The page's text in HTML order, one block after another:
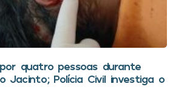
quatro pessoas durante
Jacinto; Polícia Civil investiga o